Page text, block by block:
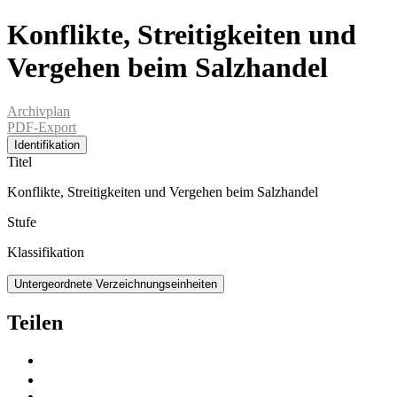
Konflikte, Streitigkeiten und
Vergehen beim Salzhandel
Archivplan
PDF-Export
Identifikation
Titel
Konflikte, Streitigkeiten und Vergehen beim Salzhandel
Stufe
Klassifikation
Untergeordnete Verzeichnungseinheiten
Teilen